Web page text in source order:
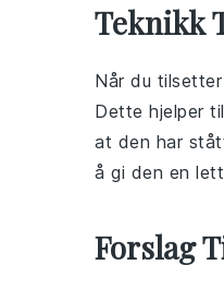
Teknikk
Når du tilsetter
Dette hjelper
at den har
å gi den en
Forslag